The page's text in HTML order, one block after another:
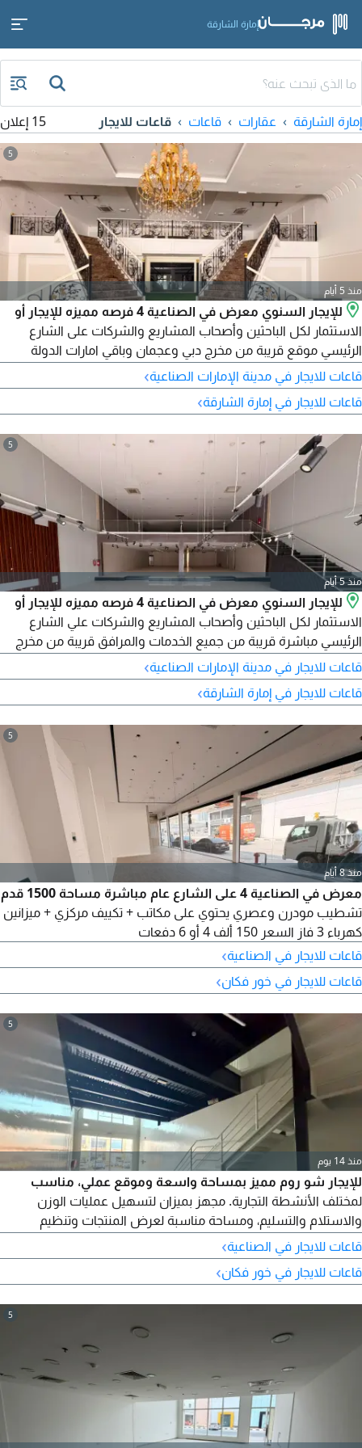
إمارة الشارقة
إمارة الشارقة عقارات قاعات قاعات للايجار 15 إعلان
5
منذ 5 أيام
للإيجار السنوي معرض في الصناعية 4 فرصه مميزه للإيجار أو
الاستثمار لكل الباحثين وأصحاب المشاريع والشركات على الشارع
الرئيسي موقع قريبة من مخرج دبي وعجمان وباقي امارات الدولة
قريب من جميع الخدمات والمرافق سهولة دخول وخروج الشاحنات
والمركبات مناسب لجميع الأنشطة التجارية والتخزينية ميزانين تصميم
عصري وتشطيب مودرن تكيف مركزي مكاتب لتيسير الأعمال كهرباء
قاعات للايجار في مدينة الإمارات الصناعية›
قاعات للايجار في إمارة الشارقة›
5
منذ 5 أيام
للإيجار السنوي معرض في الصناعية 4 فرصه مميزه للإيجار أو
الاستثمار لكل الباحثين وأصحاب المشاريع والشركات علي الشارع
الرئيسي مباشرة قريبة من جميع الخدمات والمرافق قريبة من مخرج
ومناسب جدا للأنشطة مناسبة لجميع الأنشطة التجاريه والتخزينية
تصلح معارض للسيارات ميزانين وتكيف مركزي مكاتب لنيسير الأعمال
قاعات للايجار في مدينة الإمارات الصناعية›
قاعات للايجار في إمارة الشارقة›
5
منذ 8 أيام
معرض في الصناعية 4 على الشارع عام مباشرة مساحة 1500 قدم
تشطيب مودرن وعصري يحتوي على مكاتب + تكييف مركزي + ميزانين
كهرباء 3 فاز السعر 150 ألف 4 أو 6 دفعات
قاعات للايجار في الصناعية›
قاعات للايجار في خور فكان›
5
منذ 14 يوم
للإيجار شو روم مميز بمساحة واسعة وموقع عملي، مناسب
لمختلف الأنشطة التجارية. مجهز بميزان لتسهيل عمليات الوزن
والاستلام والتسليم، ومساحة مناسبة لعرض المنتجات وتنظيم
البضائع. مناسب للمعارض، شركات التجارة، المعدات، مواد البناء
والأنشطة الصناعية. فرصة ممتازة لأصحاب الأعمال الباحثين عن
موقع جاهز وعملي
قاعات للايجار في الصناعية›
قاعات للايجار في خور فكان›
5